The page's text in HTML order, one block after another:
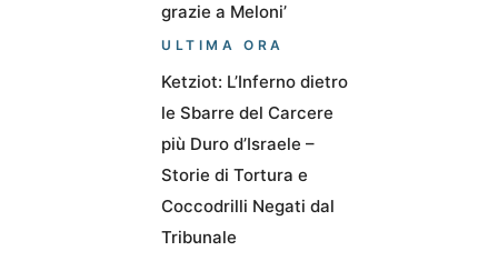
grazie a Meloni’
ULTIMA ORA
Ketziot: L’Inferno dietro
le Sbarre del Carcere
più Duro d’Israele –
Storie di Tortura e
Coccodrilli Negati dal
Tribunale